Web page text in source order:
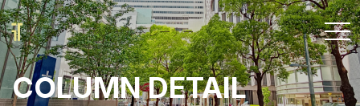
t
o
g
COLUMN DETAIL